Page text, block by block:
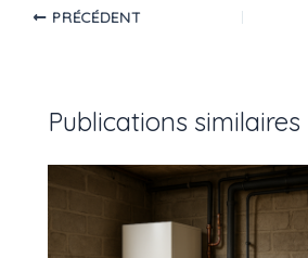
PRÉCÉDENT
Publications similaires